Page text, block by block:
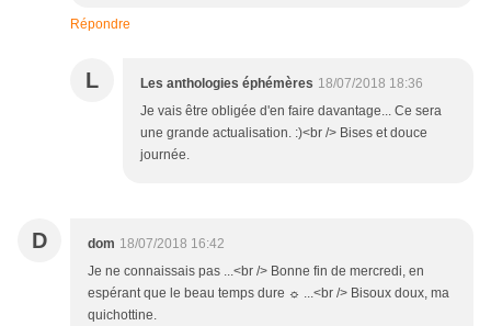
Répondre
L Les anthologies éphémères 18/07/2018 18:36
Je vais être obligée d'en faire davantage... Ce sera
une grande actualisation. :)<br /> Bises et douce
journée.
D dom 18/07/2018 16:42
Je ne connaissais pas ...<br /> Bonne fin de mercredi, en
espérant que le beau temps dure ☼ ...<br /> Bisoux doux, ma
quichottine.